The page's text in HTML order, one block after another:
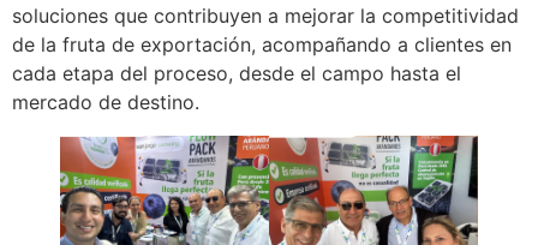
soluciones que contribuyen a mejorar la competitividad
de la fruta de exportación, acompañando a clientes en
cada etapa del proceso, desde el campo hasta el
mercado de destino.